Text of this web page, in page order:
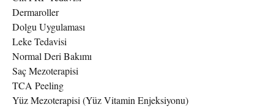
Dermaroller
Dolgu Uygulaması
Leke Tedavisi
Normal Deri Bakımı
Saç Mezoterapisi
TCA Peeling
Yüz Mezoterapisi (Yüz Vitamin Enjeksiyonu)